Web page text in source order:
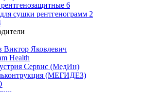
6
сушки рентгенограмм 2
Виктор Яковлевич
Health
Сервис (МедИн)
(МЕГИДЕЗ)